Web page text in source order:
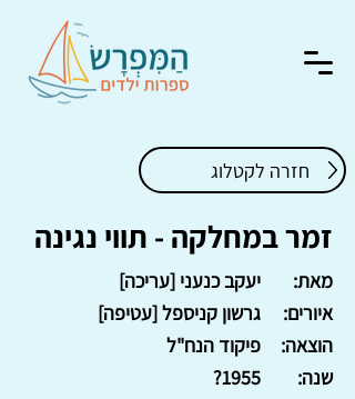
חזרה לקטלוג
זמר במחלקה - תווי נגינה
יעקב כנעני [עריכה]
מאת:
גרשון קניספל [עטיפה]
איורים:
פיקוד הנח"ל
הוצאה:
1955?
שנה: